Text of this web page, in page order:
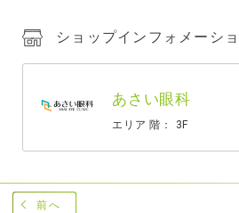
ショップインフォメーシ
あさい眼科
エリア 階： 3F
前へ